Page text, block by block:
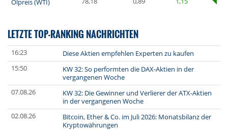
Ölpreis (WTI)
LETZTE TOP-RANKING NACHRICHTEN
16:23
Diese Aktien empfehlen Experten zu kaufen
15:50
KW 32: So performten die DAX-Aktien in der
vergangenen Woche
07.08.26
KW 32: Die Gewinner und Verlierer der ATX-Aktien
in der vergangenen Woche
02.08.26
Bitcoin, Ether & Co. im Juli 2026: Monatsbilanz der
Kryptowährungen